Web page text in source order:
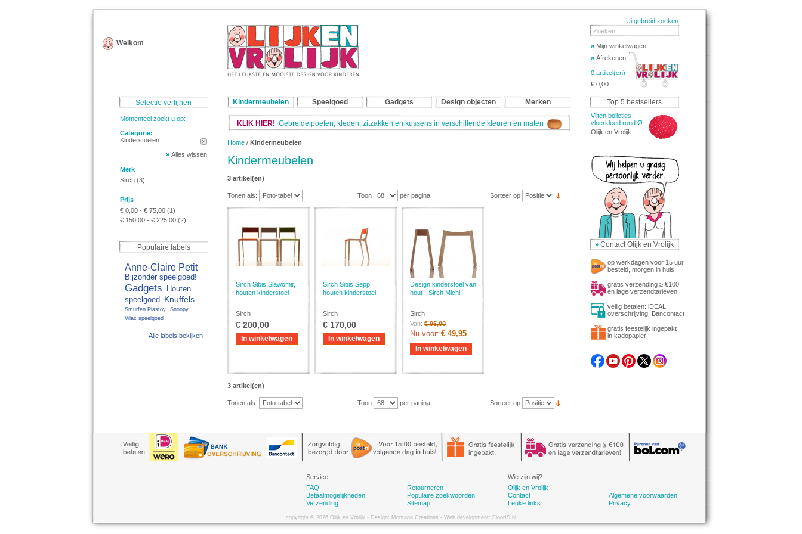
Welkom
Kindermeubelen Speelgoed Gadgets Design objecten Merken
KLIK HIER! Gebreide poefen, kleden, zitzakken en kussens in verschillende kleuren en maten
Uitgebreid zoeken
Zoeken:
» Mijn winkelwagen
» Afrekenen
0 artikel(en)
€ 0,00
Home / Kindermeubelen
Kindermeubelen
3 artikel(en)
Tonen als: Toon per pagina Sorteer op
Sirch Sibis Slawomir,
houten kinderstoel
Sirch
€ 200,00
In winkelwagen
Sirch Sibis Sepp,
houten kinderstoel
Sirch
€ 170,00
In winkelwagen
Design kinderstoel van
hout - Sirch Michl
Sirch
Van: € 95,00
Nu voor: € 49,95
In winkelwagen
3 artikel(en)
Tonen als: Toon per pagina Sorteer op
Selectie verfijnen
Momenteel zoekt u op:
Categorie:
Kinderstoelen
» Alles wissen
Merk
Sirch (3)
Prijs
€ 0,00 - € 75,00 (1)
€ 150,00 - € 225,00 (2)
Populaire labels
Anne-Claire Petit
Bijzonder speelgoed!
Gadgets
Houten
speelgoed
Knuffels
Smurfen Plastoy
Snoopy
Vilac speelgoed
Alle labels bekijken
Top 5 bestsellers
Vilten bolletjes
vloerkleed rond Ø
150cm - rood wit
Olijk en Vrolijk
» Contact Olijk en Vrolijk
op werkdagen voor 15 uur
besteld, morgen in huis
gratis verzending ≥ €100
en lage verzendtarieven
veilig betalen: iDEAL,
overschrijving, Bancontact
gratis feestelijk ingepakt
in kadopapier
Service
FAQ
Betaalmogelijkheden
Verzending
Retourneren
Populaire zoekwoorden
Sitemap
Wie zijn wij?
Olijk en Vrolijk
Contact
Leuke links
Algemene voorwaarden
Privacy
copyright © 2026 Olijk en Vrolijk - Design: Montana Creations - Web development: FloorIS.nl